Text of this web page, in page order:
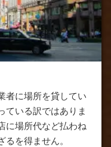
者に場所を貸してい
ている訳ではありま
に場所代など払わね
を得ません。